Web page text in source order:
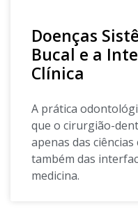
Doenças
Bucal e a
Clínica
A prática
que o cirurgião-
apenas das
também das
medicina.